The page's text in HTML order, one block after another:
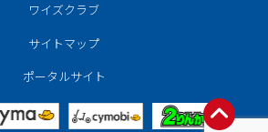
ワイズクラブ
サイトマップ
ポータルサイト